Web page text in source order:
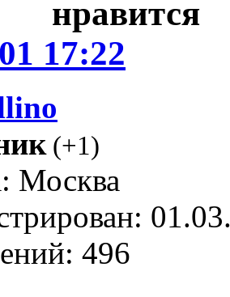
17:22
(+1)
Москва
496